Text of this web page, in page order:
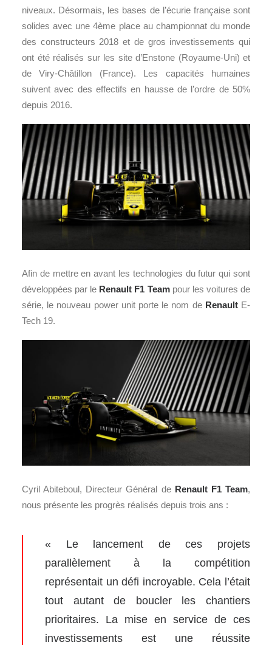
niveaux. Désormais, les bases de l’écurie française sont
solides avec une 4ème place au championnat du monde
des constructeurs 2018 et de gros investissements qui
ont été réalisés sur les site d’Enstone (Royaume-Uni) et
de Viry-Châtillon (France). Les capacités humaines
suivent avec des effectifs en hausse de l’ordre de 50%
depuis 2016.
Afin de mettre en avant les technologies du futur qui sont
développées par le Renault F1 Teampour les voitures de
série, le nouveau power unit porte le nom de RenaultE-
Tech 19.
Cyril Abiteboul, Directeur Général de Renault F1 Team,
nous présente les progrès réalisés depuis trois ans :
« Le lancement de ces projets
parallèlement à la compétition
représentait un défi incroyable. Cela l’était
tout autant de boucler les chantiers
prioritaires. La mise en service de ces
investissements est une réussite